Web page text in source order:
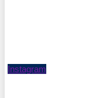
Instagram